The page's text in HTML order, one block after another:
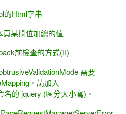
的Html字串
頁某欄位加總的值
前檢查的方式(II)
需要
。請加入
的 jquery (區分大小寫)。